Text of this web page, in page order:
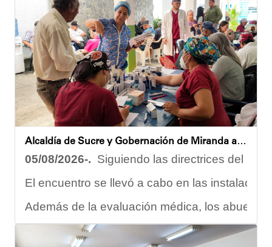
Vladimir Blanco, abogado y participante
El programa "Café con Leyes" se consolida
Oskarina Rosso. Alcaldía de Sucre y Gobernación de Miranda atendieron a más de 100 adultos mayores en Petare
05/08/2026-. Siguiendo las directrices del
El encuentro se llevó a cabo en las
Además de la evaluación médica, los abuelos
Carmen Herrera, integrante activa de esta